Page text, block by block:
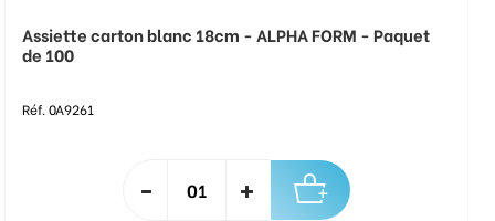
Assiette carton blanc 18cm - ALPHA FORM - Paquet
de 100
Réf. 0A9261